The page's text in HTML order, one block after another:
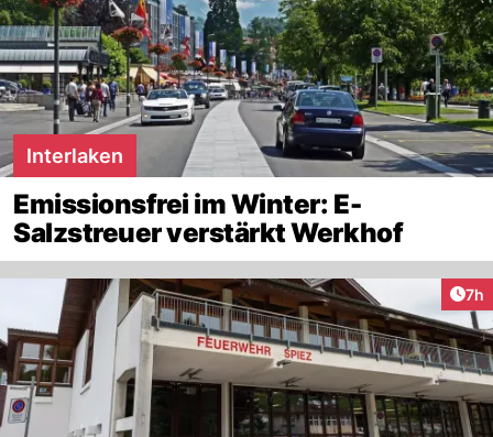
Interlaken
Emissionsfrei im Winter: E-
Salzstreuer verstärkt Werkhof
7h